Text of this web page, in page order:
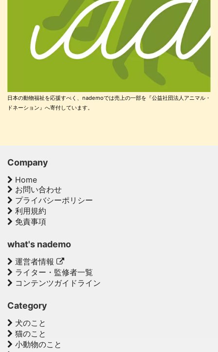
日本の動物福祉を応援すべく、nademoでは売上の一部を『公益社団法人アニマル・
ドネーション』へ寄付しています。
Company
Home
お問い合わせ
プライバシーポリシー
利用規約
免責事項
what's nademo
運営者情報
ライター・監修者一覧
コンテンツガイドライン
Category
犬のこと
猫のこと
小動物のこと